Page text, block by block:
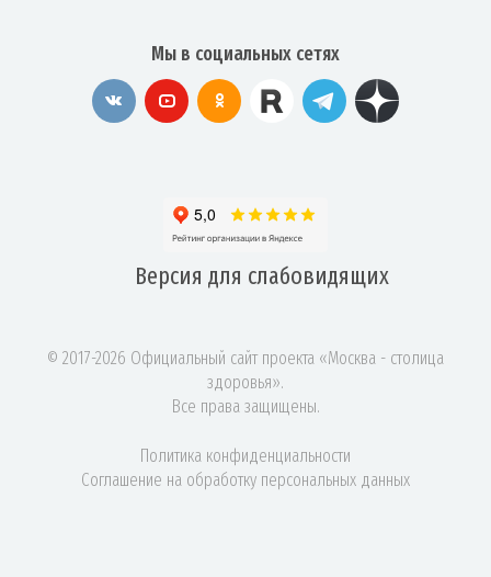
Мы в социальных сетях
Версия для слабовидящих
© 2017-2026 Официальный сайт проекта «Москва - столица
здоровья».
Все права защищены.
Политика конфиденциальности
Соглашение на обработку персональных данных